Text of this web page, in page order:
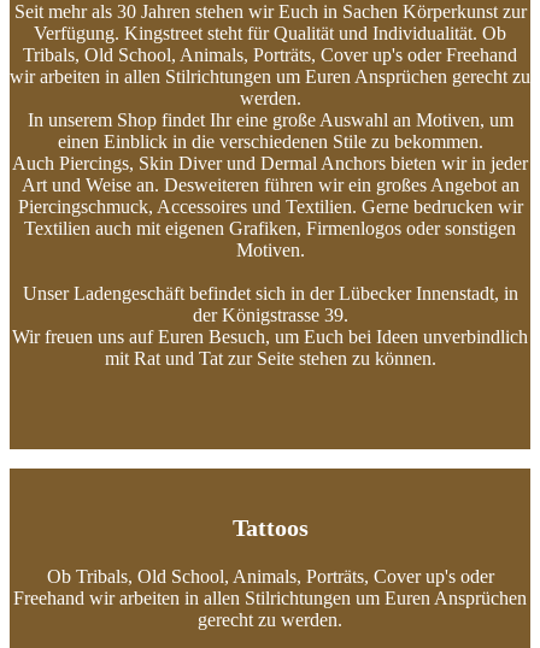
Seit mehr als 30 Jahren stehen wir Euch in Sachen Körperkunst zur
Verfügung. Kingstreet steht für Qualität und Individualität. Ob
Tribals, Old School, Animals, Porträts, Cover up's oder Freehand
wir arbeiten in allen Stilrichtungen um Euren Ansprüchen gerecht zu
werden.
In unserem Shop findet Ihr eine große Auswahl an Motiven, um
einen Einblick in die verschiedenen Stile zu bekommen.
Auch Piercings, Skin Diver und Dermal Anchors bieten wir in jeder
Art und Weise an. Desweiteren führen wir ein großes Angebot an
Piercingschmuck, Accessoires und Textilien. Gerne bedrucken wir
Textilien auch mit eigenen Grafiken, Firmenlogos oder sonstigen
Motiven.
Unser Ladengeschäft befindet sich in der Lübecker Innenstadt, in
der Königstrasse 39.
Wir freuen uns auf Euren Besuch, um Euch bei Ideen unverbindlich
mit Rat und Tat zur Seite stehen zu können.
Tattoos
Ob Tribals, Old School, Animals, Porträts, Cover up's oder
Freehand wir arbeiten in allen Stilrichtungen um Euren Ansprüchen
gerecht zu werden.